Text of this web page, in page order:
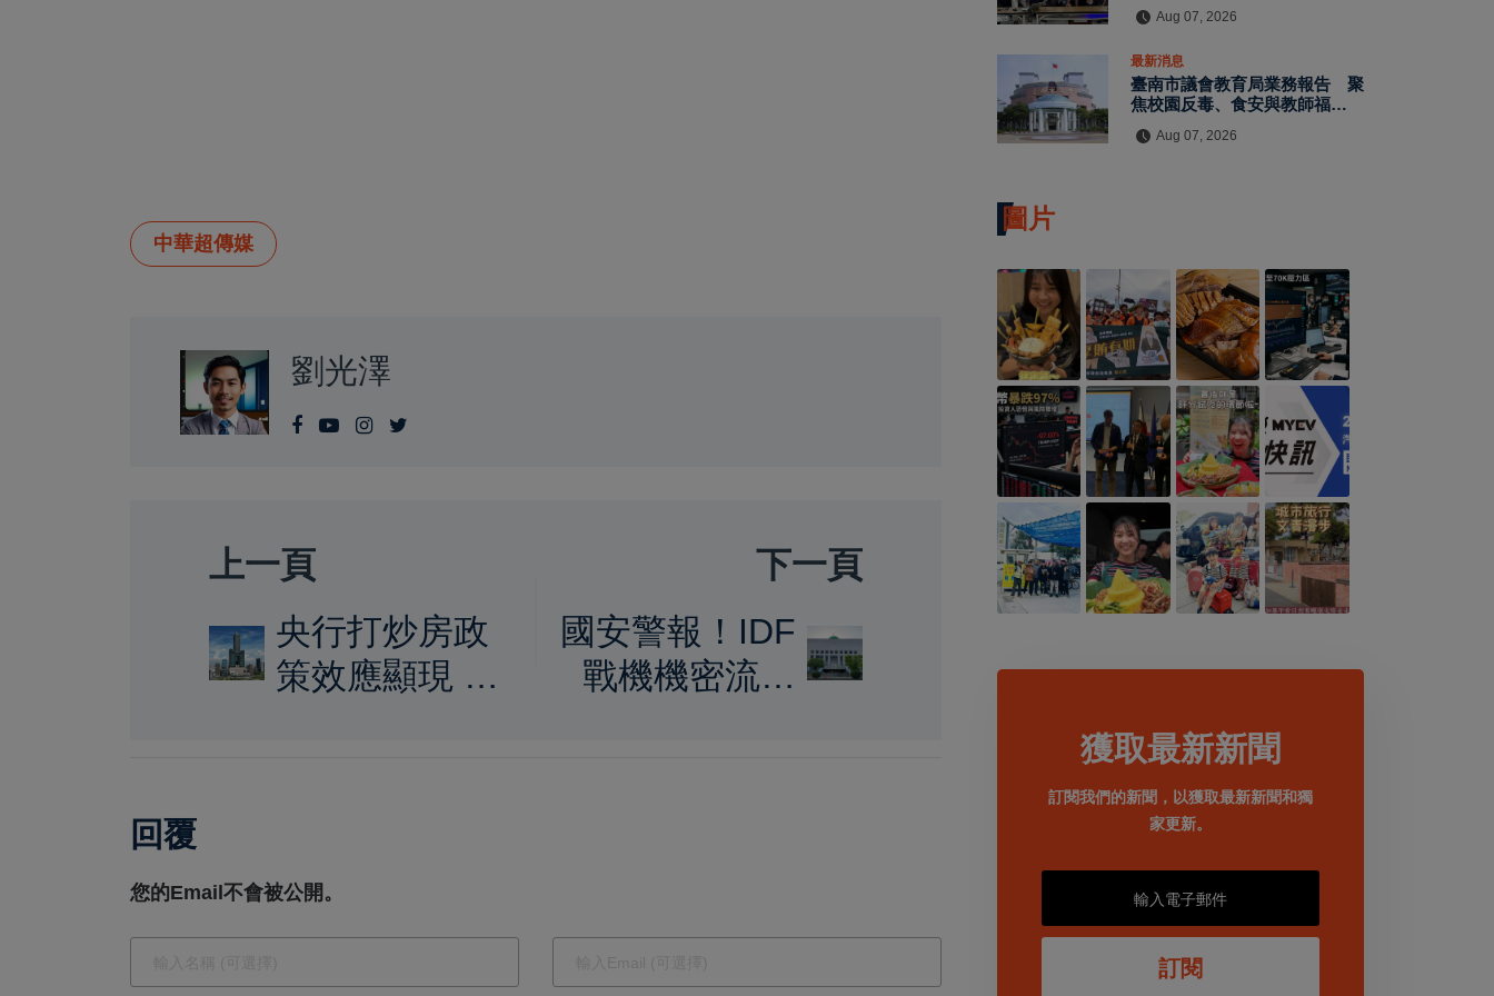
中華超傳媒
劉光澤
上一頁
央行打炒房政
策效應顯現 房
下一頁
國安警報！IDF
戰機機密流入
回覆
您的Email不會被公開。
Aug 07, 2026
最新消息
臺南市議會教育局業務報告 聚
焦校園反毒、食安與教師福利
Aug 07, 2026
圖片
獲取最新新聞
訂閱我們的新聞，以獲取最新新聞和獨
家更新。
訂閱